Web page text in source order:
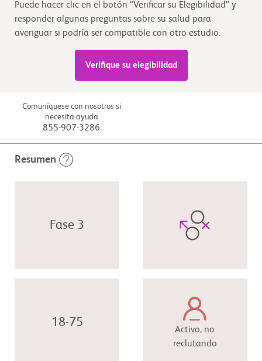
Puede hacer clic en el botón “Verificar su Elegibilidad” y
responder algunas preguntas sobre su salud para
averiguar si podría ser compatible con otro estudio.
Verifique su elegibilidad
Comuníquese con nosotros si
necesita ayuda
855-907-3286
Resumen
Fase 3
18-75
Activo, no
reclutando